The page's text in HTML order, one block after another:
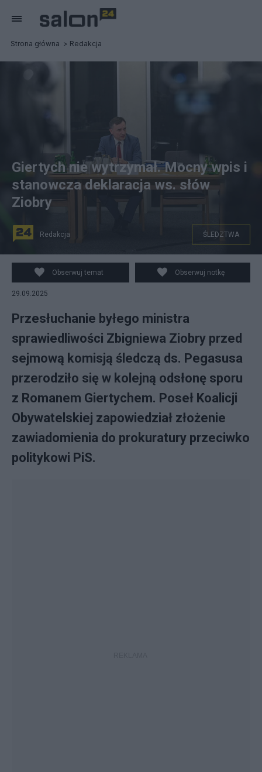
Strona główna Redakcja
Warszawa, 29.09.2025. Wezwany w charakterze
świadka, poseł PiS, były minister sprawiedliwości
Zbigniew Ziobro na posiedzeniu sejmowej Komisji
śledczej ds. inwigilacji systemem Pegasus w Sejmie w
Giertych nie wytrzymał. Mocny wpis i
stanowcza deklaracja ws. słów
Ziobry
Redakcja ŚLEDZTWA
Obserwuj temat Obserwuj notkę
29.09.2025
Przesłuchanie byłego ministra
sprawiedliwości Zbigniewa Ziobry przed
sejmową komisją śledczą ds. Pegasusa
przerodziło się w kolejną odsłonę sporu
z Romanem Giertychem. Poseł Koalicji
Obywatelskiej zapowiedział złożenie
zawiadomienia do prokuratury przeciwko
politykowi PiS.